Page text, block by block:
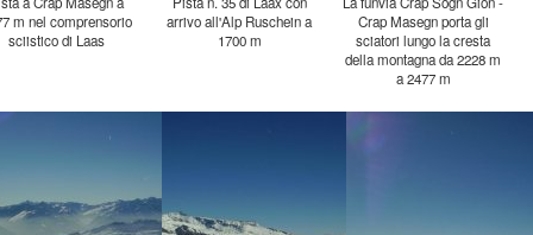
sciistico di Laas
1700 m
a 2477 m